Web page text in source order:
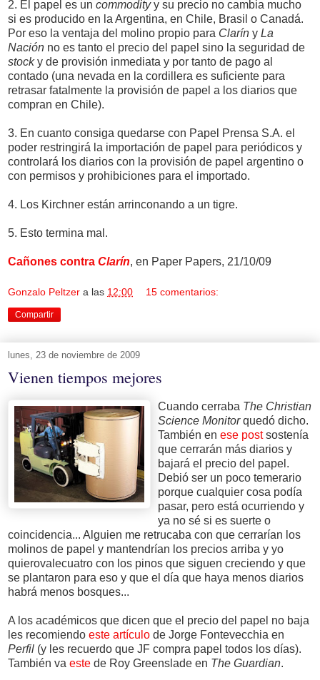
2. El papel es un commodityy su precio no cambia mucho
si es producido en la Argentina, en Chile, Brasil o Canadá.
Por eso la ventaja del molino propio para Clarín y La
Nación no es tanto el precio del papel sino la seguridad de
stocky de provisión inmediata y por tanto de pago al
contado (una nevada en la cordillera es suficiente para
retrasar fatalmente la provisión de papel a los diarios que
compran en Chile).
3. En cuanto consiga quedarse con Papel Prensa S.A. el
poder restringirá la importación de papel para periódicos y
controlará los diarios con la provisión de papel argentino o
con permisos y prohibiciones para el importado.
4. Los Kirchner están arrinconando a un tigre.
5. Esto termina mal.
Cañones contra Clarín, en Paper Papers, 21/10/09
Gonzalo Peltzer a las 12:00 15 comentarios:
Compartir
lunes, 23 de noviembre de 2009
Vienen tiempos mejores
Cuando cerraba The Christian
Science Monitorquedó dicho.
También en ese postsostenía
que cerrarán más diarios y
bajará el precio del papel.
Debió ser un poco temerario
porque cualquier cosa podía
pasar, pero está ocurriendo y
ya no sé si es suerte o
coincidencia... Alguien me retrucaba con que cerrarían los
molinos de papel y mantendrían los precios arriba y yo
quierovalecuatro con los pinos que siguen creciendo y que
se plantaron para eso y que el día que haya menos diarios
habrá menos bosques...
A los académicos que dicen que el precio del papel no baja
les recomiendo este artículo de Jorge Fontevecchia en
Perfil (y les recuerdo que JF compra papel todos los días).
También va este de Roy Greenslade en The Guardian.